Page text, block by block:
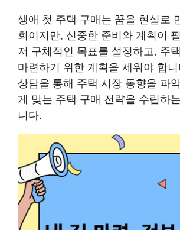
생애 첫 주택 구매는 꿈을 현실로
회이지만, 신중한 준비와 계획이
저 구체적인 목표를 설정하고, 주
마련하기 위한 계획을 세워야 합니
상담을 통해 주택 시장 동향을 파
게 맞는 주택 구매 전략을 수립하
니다.